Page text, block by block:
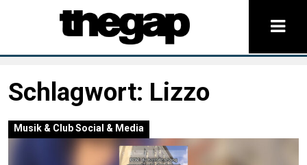
Schlagwort: Lizzo
Musik & ClubSocial & Media